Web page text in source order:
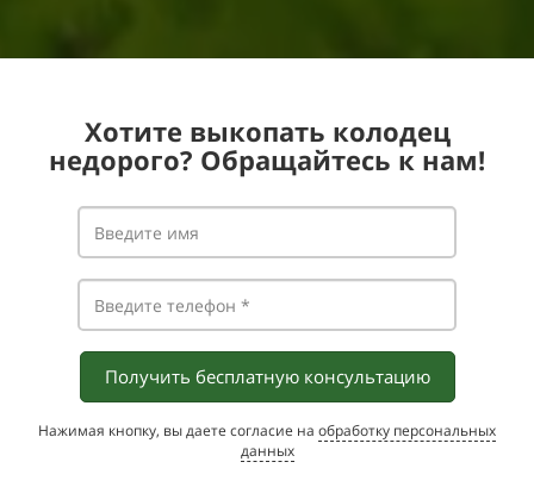
Хотите выкопать колодец
недорого? Обращайтесь к нам!
Получить бесплатную консультацию
Нажимая кнопку, вы даете согласие на обработку персональных
данных